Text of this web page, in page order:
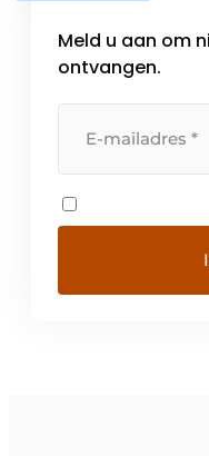
Meld u aan om
ontvangen.